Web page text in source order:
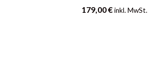
179,00€ inkl. MwSt.